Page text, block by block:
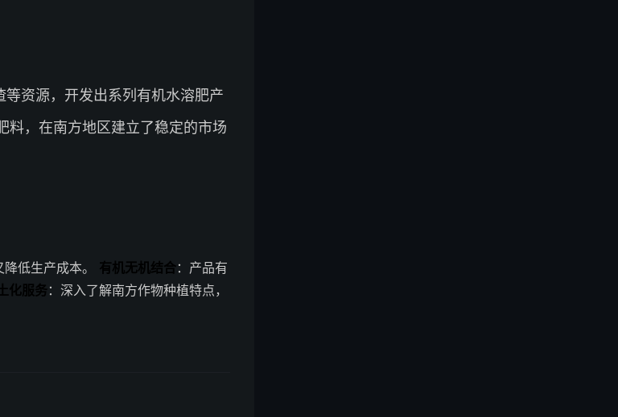
资源，开发出系列有机水溶肥产
料，在南方地区建立了稳定的市场
低生产成本。 有机无机结合 ：产品有
化服务：深入了解南方作物种植特点，